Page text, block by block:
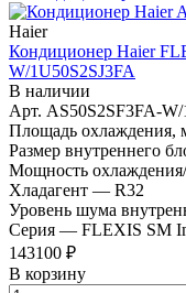
Haier
Кондиционер Haier
W/1U50S2SJ3FA
В наличии
Арт. AS50S2SF3FA-W/
Площадь охлаждения,
Размер внутреннего
Мощность
Хладагент — R32
Уровень шума
Серия — FLEXIS SM
143100 ₽
В корзину